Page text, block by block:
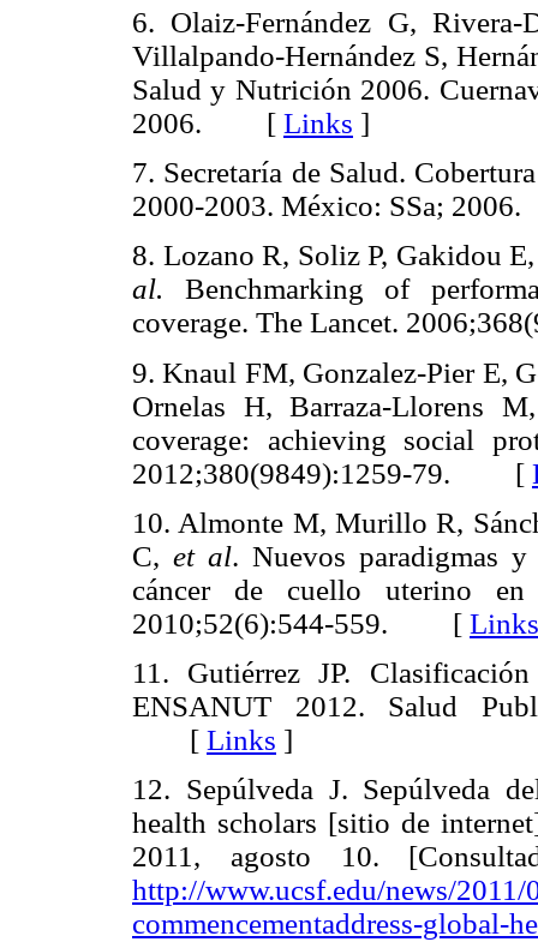
6. Olaiz-Fernández G,
Villalpando-Hernández S,
Salud y Nutrición 2006.
2006. [ Links ]
7. Secretaría de Salud.
2000-2003. México: SSa;
8. Lozano R, Soliz P, Gakidou
al. Benchmarking of
coverage. The Lancet.
9. Knaul FM, Gonzalez-Pier E,
Ornelas H, Barraza-Llorens
coverage: achieving social
2012;380(9849):1259-79. [
10. Almonte M, Murillo R,
C, et al. Nuevos paradigmas
cáncer de cuello uterino
2010;52(6):544-559. [ Links
11. Gutiérrez JP.
ENSANUT 2012. Salud
[ Links ]
12. Sepúlveda J. Sepúlveda
health scholars [sitio de
2011, agosto 10.
http://www.ucsf.edu/news/
commencementaddress-global-